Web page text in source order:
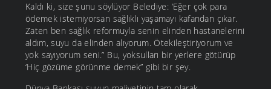
Kaldı ki, size şunu söylüyor Belediye: ‘Eğer çok para
ödemek istemiyorsan sağlıklı yaşamayı kafandan çıkar.
Zaten ben sağlık reformuyla senin elinden hastanelerini
aldım, suyu da elinden alıyorum. Ötekileştiriyorum ve
yok sayıyorum seni.” Bu, yoksulları bir yerlere götürüp
‘Hiç gözüme görünme demek” gibi bir şey.